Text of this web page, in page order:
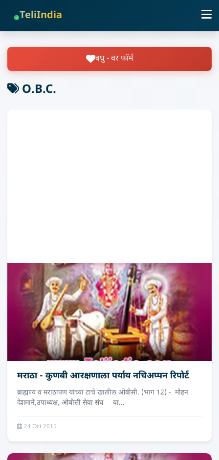
TeliIndia
वधु - वर फॉर्म
O.B.C.
मराठा - कुणबी आरक्षणाला पर्याय नचिअप्पन रिपोर्ट
ब्राह्मण्य व मराठापण यांच्या टाचे खालील ओबीसी. (भाग 12) - मोहन
देशमाने,उपाध्‍यक्ष, ओबीसी सेवा संघ या...
24 Oct 2015